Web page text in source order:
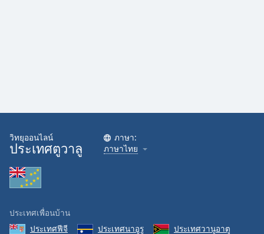
วิทยุออนไลน์
ประเทศตูวาลู
ภาษา:
ภาษาไทย
ประเทศเพื่อนบ้าน
ประเทศฟีจี
ประเทศนาอูรู
ประเทศวานูอาตู